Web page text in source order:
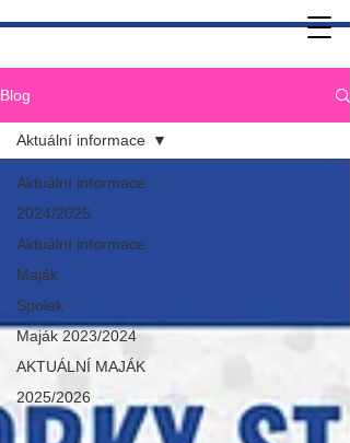
Blog
Aktuální informace
2024/2025
Aktuální informace
Maják
Spolek
Maják 2023/2024
AKTUÁLNÍ MAJÁK
2025/2026
Aktuální informace